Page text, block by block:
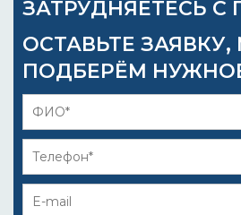
ЗАТРУДНЯЕТЕСЬ С
ОСТАВЬТЕ
ПОДБЕРЁМ